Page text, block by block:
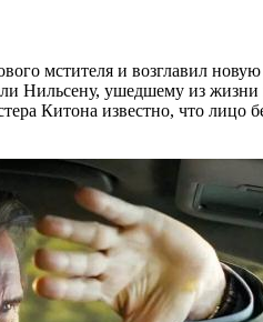
мстителя и возглавил
Нильсену, ушедшему из
Китона известно, что